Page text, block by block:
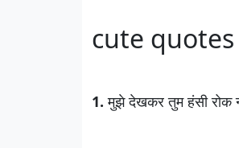
cute
1.मुझे देखकर तुम हंसी रोक